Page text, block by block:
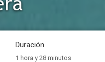
Duración
1 hora y 28 minutos